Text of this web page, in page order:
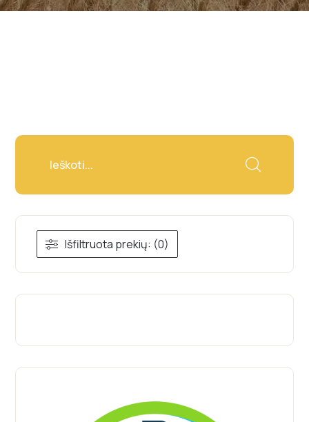
Išfiltruota prekių: (0)